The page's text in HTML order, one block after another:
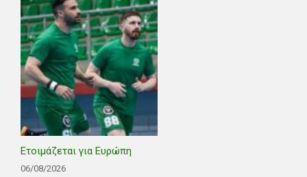
Ετοιμάζεται για Ευρώπη
06/08/2026